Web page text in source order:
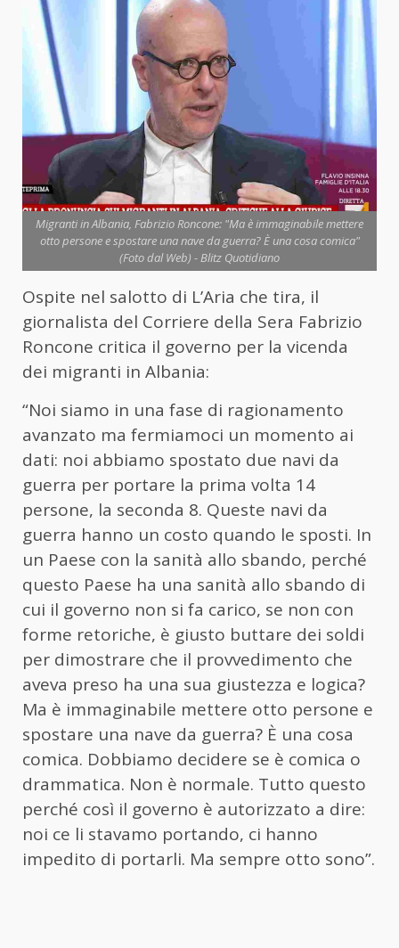
Migranti in Albania, Fabrizio Roncone: "Ma è immaginabile mettere
otto persone e spostare una nave da guerra? È una cosa comica"
(Foto dal Web) - Blitz Quotidiano
Ospite nel salotto di L’Aria che tira, il
giornalista del Corriere della Sera Fabrizio
Roncone critica il governo per la vicenda
dei migranti in Albania:
“Noi siamo in una fase di ragionamento
avanzato ma fermiamoci un momento ai
dati: noi abbiamo spostato due navi da
guerra per portare la prima volta 14
persone, la seconda 8. Queste navi da
guerra hanno un costo quando le sposti. In
un Paese con la sanità allo sbando, perché
questo Paese ha una sanità allo sbando di
cui il governo non si fa carico, se non con
forme retoriche, è giusto buttare dei soldi
per dimostrare che il provvedimento che
aveva preso ha una sua giustezza e logica?
Ma è immaginabile mettere otto persone e
spostare una nave da guerra? È una cosa
comica. Dobbiamo decidere se è comica o
drammatica. Non è normale. Tutto questo
perché così il governo è autorizzato a dire:
noi ce li stavamo portando, ci hanno
impedito di portarli. Ma sempre otto sono”.